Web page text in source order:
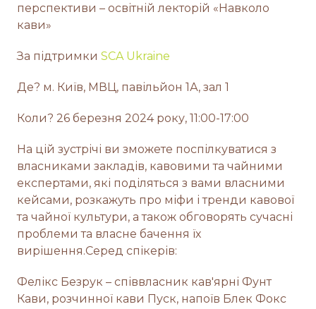
перспективи – освітній лекторій «Навколо
кави»
За підтримки SCA Ukraine
Де? м. Київ, МВЦ, павільйон 1А, зал 1
Коли? 26 березня 2024 року, 11:00-17:00
На цій зустрічі ви зможете поспілкуватися з
власниками закладів, кавовими та чайними
експертами, які поділяться з вами власними
кейсами, розкажуть про міфи і тренди кавової
та чайної культури, а також обговорять сучасні
проблеми та власне бачення їх
вирішення.Серед спікерів:
Фелікс Безрук – співвласник кав'ярні Фунт
Кави, розчинної кави Пуск, напоїв Блек Фокс